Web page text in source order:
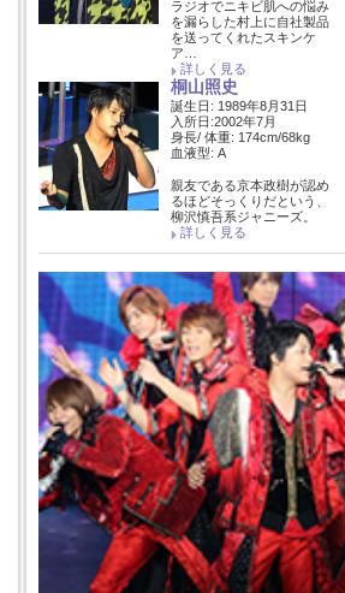
ラジオでニキビ肌への悩み
を漏らした村上に自社製品
を送ってくれたスキンケ
ア…
詳しく見る
桐山照史
誕生日: 1989年8月31日
入所日:2002年7月
身長/ 体重: 174cm/68kg
血液型: A
親友である京本政樹が認め
るほどそっくりだという、
柳沢慎吾系ジャニーズ。
詳しく見る